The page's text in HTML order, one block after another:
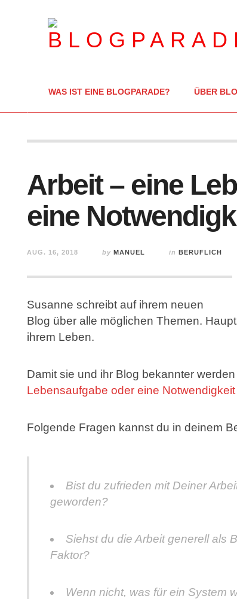
WAS IST EINE BLOGPARADE? ÜBER
Arbeit – eine
eine
AUG. 16, 2018 by MANUEL in BERUFLICH
Susanne schreibt auf ihrem neuen
Blog über alle möglichen Themen.
ihrem Leben.
Damit sie und ihr Blog bekannter
Lebensaufgabe oder eine
Folgende Fragen kannst du in deinem
Bist du zufrieden mit Deiner
geworden?
Siehst du die Arbeit generell als
Faktor?
Wenn nicht, was für ein System